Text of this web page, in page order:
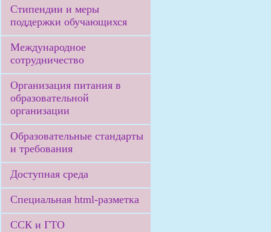
Стипендии и меры
поддержки обучающихся
Международное
сотрудничество
Организация питания в
образовательной
организации
Образовательные стандарты
и требования
Доступная среда
Специальная html-разметка
ССК и ГТО